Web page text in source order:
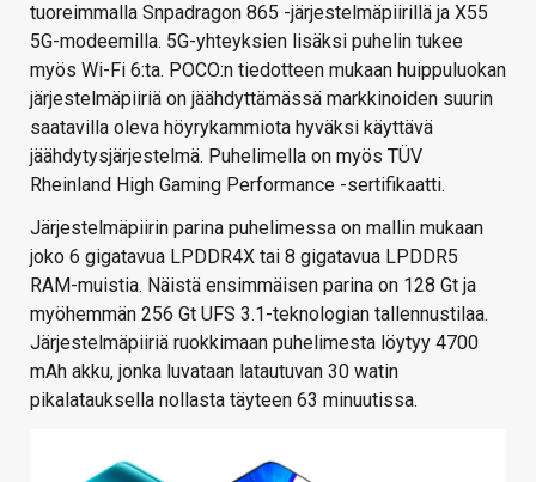
tuoreimmalla Snpadragon 865 -järjestelmäpiirillä ja X55
5G-modeemilla. 5G-yhteyksien lisäksi puhelin tukee
myös Wi-Fi 6:ta. POCO:n tiedotteen mukaan huippuluokan
järjestelmäpiiriä on jäähdyttämässä markkinoiden suurin
saatavilla oleva höyrykammiota hyväksi käyttävä
jäähdytysjärjestelmä. Puhelimella on myös TÜV
Rheinland High Gaming Performance -sertifikaatti.
Järjestelmäpiirin parina puhelimessa on mallin mukaan
joko 6 gigatavua LPDDR4X tai 8 gigatavua LPDDR5
RAM-muistia. Näistä ensimmäisen parina on 128 Gt ja
myöhemmän 256 Gt UFS 3.1-teknologian tallennustilaa.
Järjestelmäpiiriä ruokkimaan puhelimesta löytyy 4700
mAh akku, jonka luvataan latautuvan 30 watin
pikalatauksella nollasta täyteen 63 minuutissa.